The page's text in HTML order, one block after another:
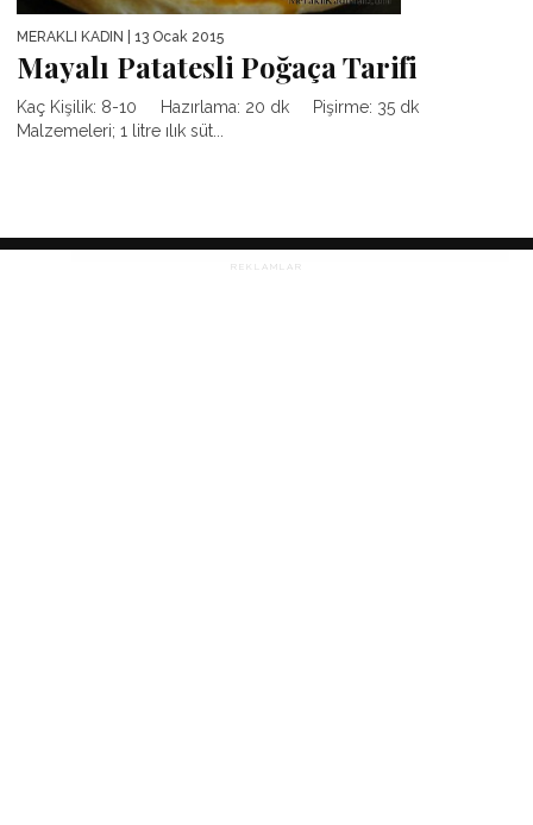
MERAKLI KADIN | 13 Ocak 2015
Mayalı Patatesli Poğaça Tarifi
Kaç Kişilik: 8-10 Hazırlama: 20 dk Pişirme: 35 dk
Malzemeleri; 1 litre ılık süt...
REKLAMLAR